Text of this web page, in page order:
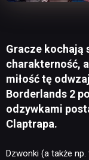
Gracze kochają
charakterność,
miłość tę
Borderlands 2
odzywkami
Claptrapa.
Dzwonki (a także